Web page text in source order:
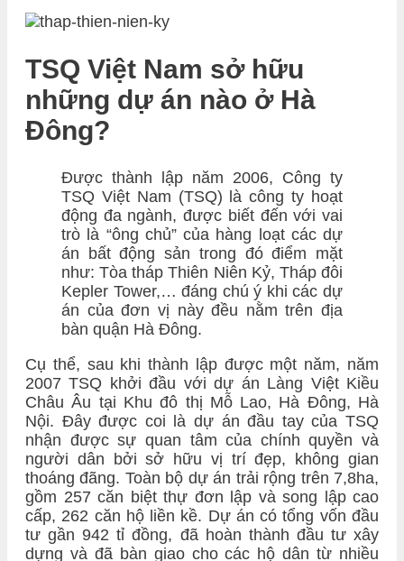
TSQ Việt Nam sở hữu
những dự án nào ở Hà
Đông?
Được thành lập năm 2006, Công ty
TSQ Việt Nam (TSQ) là công ty hoạt
động đa ngành, được biết đến với vai
trò là “ông chủ” của hàng loạt các dự
án bất động sản trong đó điểm mặt
như: Tòa tháp Thiên Niên Kỷ, Tháp đôi
Kepler Tower,… đáng chú ý khi các dự
án của đơn vị này đều nằm trên địa
bàn quận Hà Đông.
Cụ thể, sau khi thành lập được một năm, năm
2007 TSQ khởi đầu với dự án Làng Việt Kiều
Châu Âu tại Khu đô thị Mỗ Lao, Hà Đông, Hà
Nội. Đây được coi là dự án đầu tay của TSQ
nhận được sự quan tâm của chính quyền và
người dân bởi sở hữu vị trí đẹp, không gian
thoáng đãng. Toàn bộ dự án trải rộng trên 7,8ha,
gồm 257 căn biệt thự đơn lập và song lập cao
cấp, 262 căn hộ liền kề. Dự án có tổng vốn đầu
tư gần 942 tỉ đồng, đã hoàn thành đầu tư xây
dựng và đã bàn giao cho các hộ dân từ nhiều